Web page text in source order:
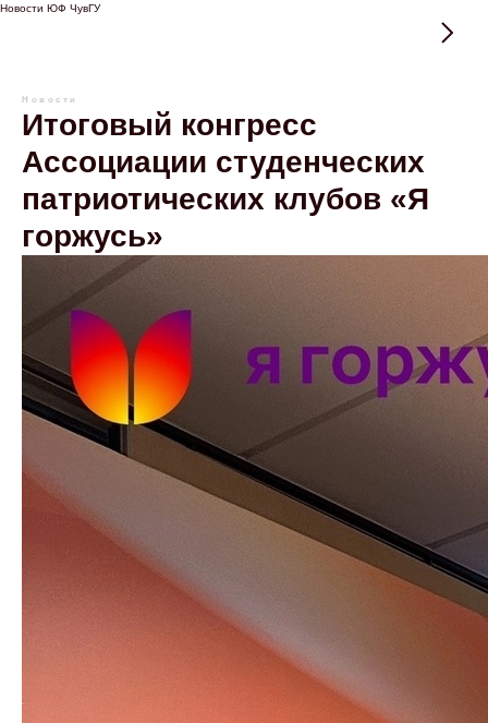
Новости ЮФ ЧувГУ
Новости
Итоговый конгресс
Ассоциации студенческих
патриотических клубов «Я
горжусь»